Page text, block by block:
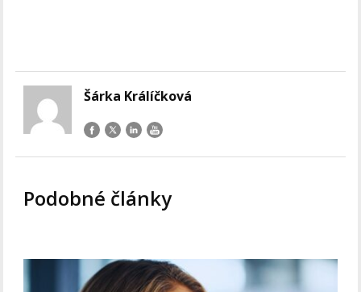
Šárka Králíčková
Podobné články